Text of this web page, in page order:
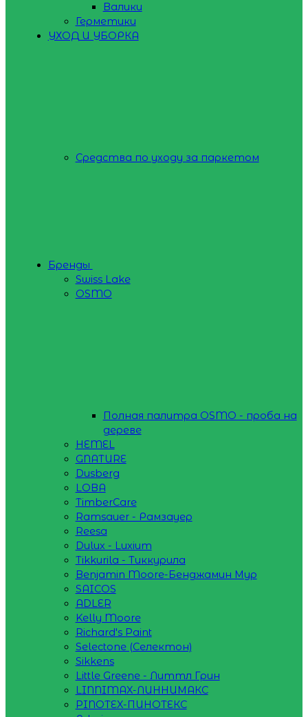
Валики
Герметики
УХОД И УБОРКА
Средства по уходу за паркетом
Бренды
Swiss Lake
OSMO
Полная палитра OSMO - проба на
дереве
HEMEL
GNATURE
Dusberg
LOBA
TimberCare
Ramsauer - Рамзауер
Reesa
Dulux - Luxium
Tikkurila - Тиккурила
Benjamin Moore-Бенджамин Мур
SAICOS
ADLER
Kelly Moore
Richard's Paint
Selectone (Селектон)
Sikkens
Little Greene - Литтл Грин
LINNIMAX-ЛИННИМАКС
PINOTEX-ПИНОТЕКС